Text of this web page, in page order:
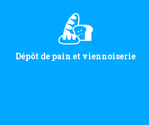
Dépôt de pain et viennoiserie